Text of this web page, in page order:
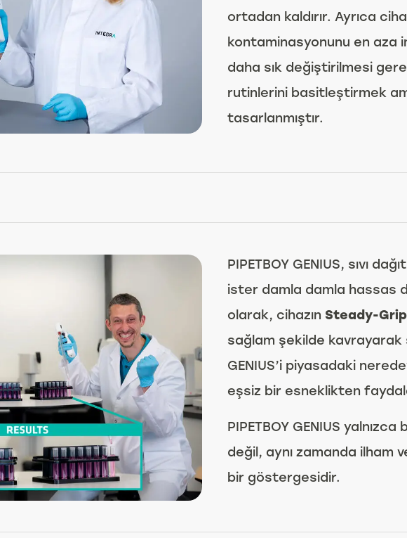
ortadan kaldırır. Ayrıca
kontaminasyonunu en aza
daha sık değiştirilmesi
rutinlerini basitleştirmek
tasarlanmıştır.
PIPETBOY GENIUS, sıvı
ister damla damla hassas
olarak, cihazınSteady-Grip
sağlam şekilde kavrayarak
GENIUS’i piyasadaki
eşsiz bir esneklikten
PIPETBOY GENIUS
değil, aynı zamanda ilham
bir göstergesidir.